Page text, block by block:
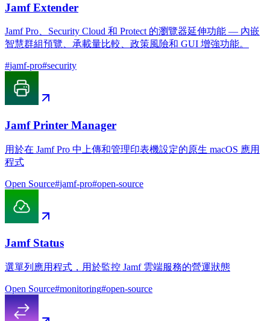
Jamf Extender
Jamf Pro、Security Cloud 和 Protect 的瀏覽器延伸功能 — 內嵌
智慧群組預覽、承載量比較、政策風險和 GUI 增強功能。
#jamf-pro#security
Jamf Printer Manager
用於在 Jamf Pro 中上傳和管理印表機設定的原生 macOS 應用
程式
Open Source#jamf-pro#open-source
Jamf Status
選單列應用程式，用於監控 Jamf 雲端服務的營運狀態
Open Source#monitoring#open-source